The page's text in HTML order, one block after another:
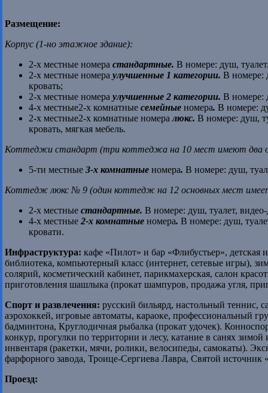
Размещение:
Корпус (1-но этажное здание):
2-х местные номера стандартные. В номере: душ,
2-х местные номера улучшенные 1 категории. В номере:
кровать;
2-х местные номера улучшенные 2 категории. В номере:
4-х местные2-х комнатные семейные номера. В номере:
2-х местные2-х комнатные номералюкс. В номере: душ,
кровать, мягкая мебель.
Коттеджи стандарт (три коттеджа на 10 мест имеют два
5-ти местные 3-х комнатные номера. В номере: душ,
Коттедж люкс № 9 (один коттедж на 12 основных мест
2-х местные стандартные. В номере: душ, туалет,
4-х местные 2-х комнатные номера. В номере: душ,
кровати.
Инфраструктура: кафе «Пилот» и бар «Флибустьер», детская
библиотека, компьютерный класс (интернет, сетевые игры),
солярий, косметический кабинет, парикмахерская, салон
приготовления шашлыка (прокат шампуров, продажа угля,
Спорт и развлечения: русский бильярд, настольный теннис,
аэрохоккей, игровые автоматы, караоке, профессиональный
бадминтона, Круглодичная рыбалка (прокат удочек).
конкур, прогулки по территории и лесу, катание в санях
инвентаря (ракетки, мячи, ролики, велосипеды, самокаты).
фарфорного завода, Троице-Сергиева Лавра, Святой источник
Проезд: